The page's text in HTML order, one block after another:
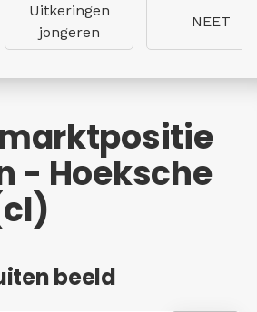
Uitkeringen
jongeren
NEET
- Hoeksche
beeld